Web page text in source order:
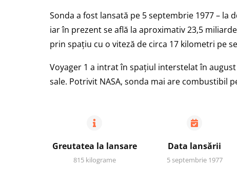
Sonda a fost lansată pe 5 septembrie 1977 – la
iar în prezent se află la aproximativ 23,5
prin spațiu cu o viteză de circa 17 kilometri pe
Voyager 1 a intrat în spațiul interstelat în
sale. Potrivit NASA, sonda mai are combustibil
Greutatea la lansare
815 kilograme
Data lansării
5 septembrie 1977